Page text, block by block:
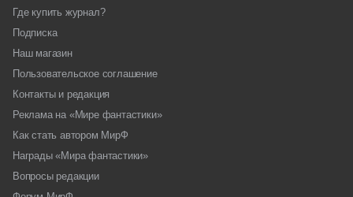
Где купить журнал?
Подписка
Наш магазин
Пользовательское соглашение
Контакты и редакция
Реклама на «Мире фантастики»
Как стать автором МирФ
Награды «Мира фантастики»
Вопросы редакции